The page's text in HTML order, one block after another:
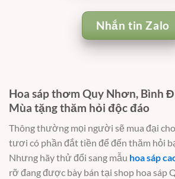
Nhắn tin Zalo
Hoa sáp thơm Quy Nhơn, Bình
Mùa tặng thăm hỏi độc đáo
Thông thường mọi người sẽ mua đại
tươi có phần đắt tiền để đến thăm hỏi
Nhưng hãy thử đổi sang mẫu hoa sáp
rỡ đang được bày bán tại shop hoa sáp